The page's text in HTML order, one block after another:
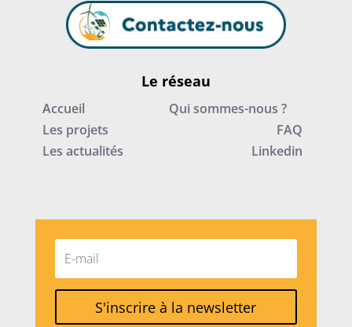
Le réseau
Accueil
Qui sommes-nous ?
Les projets
FAQ
Les actualités
Linkedin
S'inscrire à la newsletter